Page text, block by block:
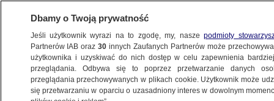
BIZNES
NAJNOWSZE
Dbamy o Twoją prywatność
Jeśli użytkownik wyrazi na to zgodę, my, naszepodmioty
Partnerów IAB oraz30 innych Zaufanych Partnerów może
użytkownika i uzyskiwać do nich dostęp w celu zapewnienia
przeglądania. Odbywa się to poprzez przetwarzanie danych
przeglądania przechowywanych w plikach cookie. Użytkownik może
się przetwarzaniu w oparciu o uzasadniony interes w dowolnym